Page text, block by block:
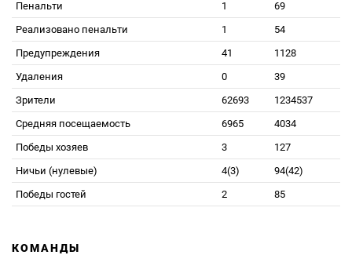
Пенальти
1
69
Реализовано пенальти
1
54
Предупреждения
41
1128
Удаления
0
39
Зрители
62693
1234537
Средняя посещаемость
6965
4034
Победы хозяев
3
127
Ничьи (нулевые)
4(3)
94(42)
Победы гостей
2 85
КОМАНДЫ